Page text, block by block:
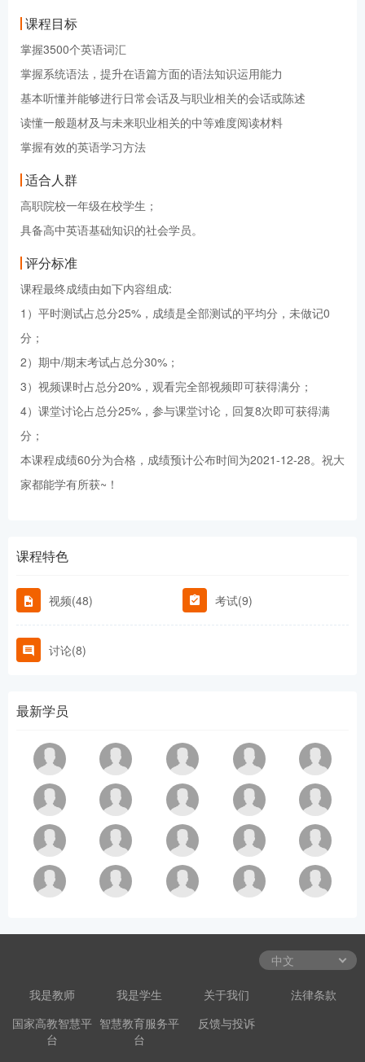
课程目标
掌握3500个英语词汇
掌握系统语法，提升在语篇方面的语法知识运用能力
基本听懂并能够进行日常会话及与职业相关的会话或陈述
读懂一般题材及与未来职业相关的中等难度阅读材料
掌握有效的英语学习方法
适合人群
高职院校一年级在校学生；
具备高中英语基础知识的社会学员。
评分标准
课程最终成绩由如下内容组成:
1）平时测试占总分25%，成绩是全部测试的平均分，未做记0
分；
2）期中/期末考试占总分30%；
3）视频课时占总分20%，观看完全部视频即可获得满分；
4）课堂讨论占总分25%，参与课堂讨论，回复8次即可获得满
分；
本课程成绩60分为合格，成绩预计公布时间为2021-12-28。祝大
家都能学有所获~！
课程特色
视频(48) 考试(9)
讨论(8)
最新学员
我是教师 我是学生 关于我们
法律条款
国家高教智慧平
台
智慧教育服务平
台
反馈与投诉